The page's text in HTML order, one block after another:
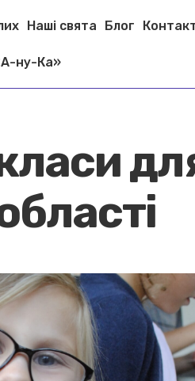
Наші свята Блог
ну-Ка»
для